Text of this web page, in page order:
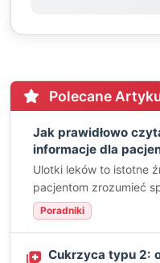
Polecane
Jak prawidłowo
informacje dla
Ulotki leków to istotne
pacjentom zrozumieć
Poradniki
Cukrzyca typu 2: